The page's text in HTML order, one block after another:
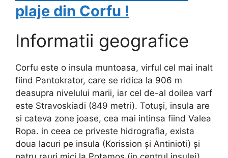
plaje din Corfu !
Informatii geografice
Corfu este o insula muntoasa, virful cel mai inalt
fiind Pantokrator, care se ridica la 906 m
deasupra nivelului marii, iar cel de-al doilea varf
este Stravoskiadi (849 metri). Totuşi, insula are
si cateva zone joase, cea mai intinsa fiind Valea
Ropa. in ceea ce priveste hidrografia, exista
doua lacuri pe insula (Korission şi Antinioti) şi